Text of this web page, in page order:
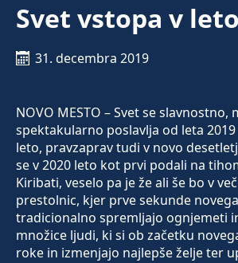
Svet vstopa v
31. decembra 2019
NOVO MESTO – Svet se slavnostno,
spektakularno poslavlja od leta
leto, pravzaprav tudi v novo
se v 2020 leto kot prvi podali na
Kiribati, veselo pa je že ali še bo v
prestolnic, kjer prve sekunde
tradicionalno spremljajo ognjemeti
množice ljudi, ki si ob začetku
roke in izmenjajo najlepše želje ter